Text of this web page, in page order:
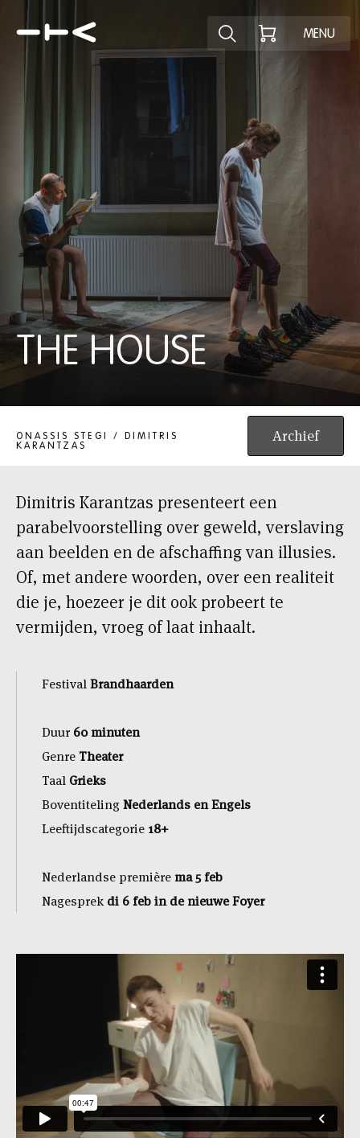
Ontdek het
MENU
THE HOUSE
THE HOUSE
ONASSIS STEGI / DIMITRIS
KARANTZAS
Archief
Dimitris Karantzas presenteert een
parabelvoorstelling over geweld, verslaving
aan beelden en de afschaffing van illusies.
Of, met andere woorden, over een realiteit
die je, hoezeer je dit ook probeert te
vermijden, vroeg of laat inhaalt.
Festival Brandhaarden
Duur 60 minuten
Genre Theater
Taal Grieks
Boventiteling Nederlands en Engels
Leeftijdscategorie 18+
Nederlandse première ma 5 feb
Nagesprek di 6 feb in de nieuwe Foyer